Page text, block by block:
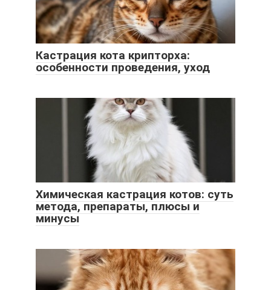
Кастрация кота крипторха:
особенности проведения, уход
Химическая кастрация котов: суть
метода, препараты, плюсы и
минусы